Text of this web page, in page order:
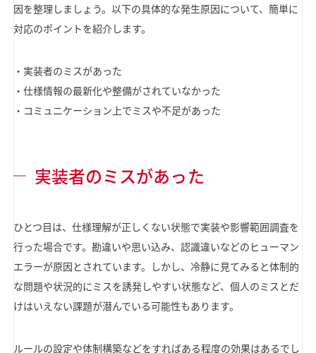
因を整理しましょう。以下の具体的な発生原因について、簡単に
対応のポイントを紹介します。
・実装者のミスがあった
・仕様情報の最新化や整備がされていなかった
・コミュニケーション上でミスや不足があった
実装者のミスがあった
ひとつ目は、仕様理解が正しくない状態で実装や影響範囲調査を
行った場合です。勘違いや思い込み、認識違いなどのヒューマン
エラーが原因とされています。しかし、冷静に見てみると体制的
な問題や状況的にミスを誘発しやすい状態など、個人のミスとだ
けはいえない課題が潜んでいる可能性もあります。
ルールの設定や体制構築などをすればある程度の効果はあるでし